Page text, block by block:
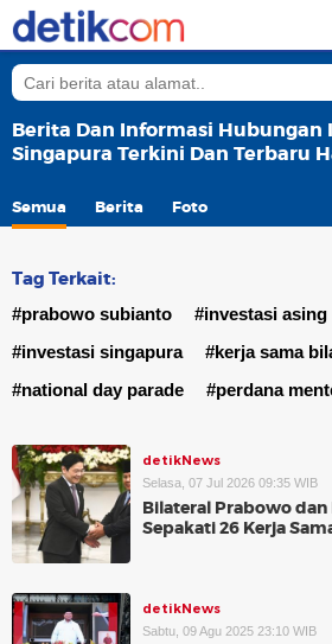
Berita Dan Informasi Hubungan
Singapura Terkini Dan Terbaru
Semua Berita Foto
Tag Terkait:
#prabowo subianto
#investasi asing
#investasi singapura
#kerja sama
#national day parade
#perdana
detikNews
Selasa, 07 Jul 2026 09:35 WIB
Bilateral Prabowo dan
Sepakati 26 Kerja
detikNews
Sabtu, 09 Agu 2025 23:10 WIB